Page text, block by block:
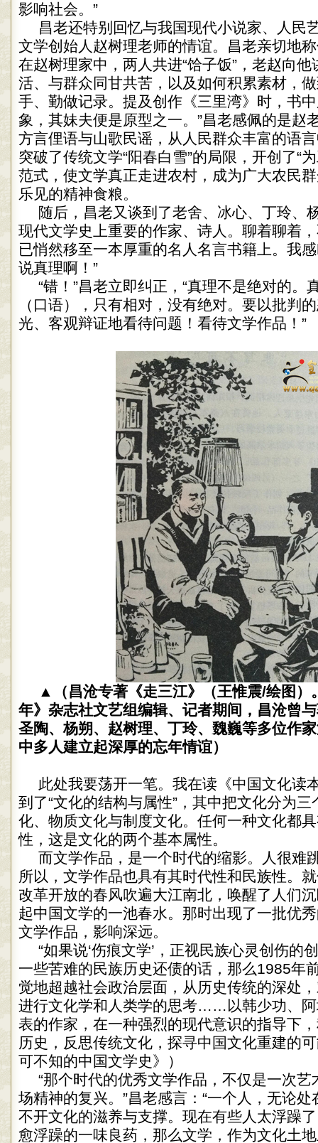
影响社会。”
昌老还特别回忆与我国现代小说家、人民
文学创始人赵树理老师的情谊。昌老亲切地称
在赵树理家中，两人共进“饸子饭”，老赵向他
活、与群众同甘共苦，以及如何积累素材，
手、勤做记录。提及创作《三里湾》时，书
象，其妹夫便是原型之一。”昌老感佩的是赵
方言俚语与山歌民谣，从人民群众丰富的语
突破了传统文学“阳春白雪”的局限，开创了“
范式，使文学真正走进农村，成为广大农民
乐见的精神食粮。
随后，昌老又谈到了老舍、冰心、丁玲、
现代文学史上重要的作家、诗人。聊着聊着
已悄然移至一本厚重的名人名言书籍上。我
说真理啊！”
“错！”昌老立即纠正，“真理不是绝对的。
（口语），只有相对，没有绝对。要以批判
光、客观辩证地看待问题！看待文学作品！”
▲（昌沧专著《走三江》（王惟震/绘图）
年》杂志社文艺组编辑、记者期间，昌沧曾
圣陶、杨朔、赵树理、丁玲、魏巍等多位作
中多人建立起深厚的忘年情谊）
此处我要荡开一笔。我在读《中国文化读
到了“文化的结构与属性”，其中把文化分为
化、物质文化与制度文化。任何一种文化都
性，这是文化的两个基本属性。
而文学作品，是一个时代的缩影。人很难
所以，文学作品也具有其时代性和民族性。
改革开放的春风吹遍大江南北，唤醒了人们
起中国文学的一池春水。那时出现了一批优
文学作品，影响深远。
“如果说‘伤痕文学’，正视民族心灵创伤的
一些苦难的民族历史还债的话，那么1985年
觉地超越社会政治层面，从历史传统的深处
进行文化学和人类学的思考……以韩少功、
表的作家，在一种强烈的现代意识的指导下
历史，反思传统文化，探寻中国文化重建的
可不知的中国文学史》）
“那个时代的优秀文学作品，不仅是一次
场精神的复兴。”昌老感言：“一个人，无论
不开文化的滋养与支撑。现在有些人太浮躁
愈浮躁的一味良药，那么文学，作为文化土